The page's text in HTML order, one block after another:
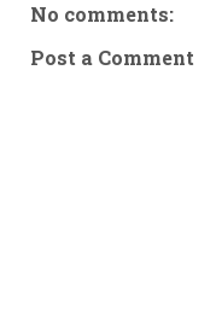
No comments:
Post a Comment